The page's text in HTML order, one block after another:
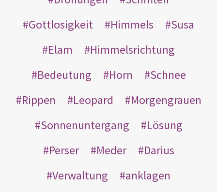
Gottlosigkeit
Himmels
Susa
Elam
Himmelsrichtung
Bedeutung
Horn
Schnee
Rippen
Leopard
Morgengrauen
Sonnenuntergang
Lösung
Perser
Meder
Darius
Verwaltung
anklagen